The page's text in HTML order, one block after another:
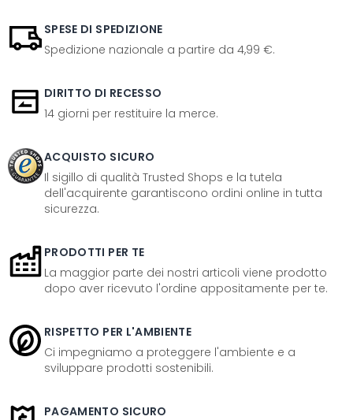
SPESE DI SPEDIZIONE
Spedizione nazionale a partire da 4,99 €.
DIRITTO DI RECESSO
14 giorni per restituire la merce.
ACQUISTO SICURO
Il sigillo di qualità Trusted Shops e la tutela
dell'acquirente garantiscono ordini online in tutta
sicurezza.
PRODOTTI PER TE
La maggior parte dei nostri articoli viene prodotto
dopo aver ricevuto l'ordine appositamente per te.
RISPETTO PER L'AMBIENTE
Ci impegniamo a proteggere l'ambiente e a
sviluppare prodotti sostenibili.
PAGAMENTO SICURO